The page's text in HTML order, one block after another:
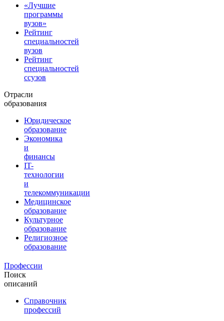
«Лучшие
программы
вузов»
Рейтинг
специальностей
вузов
Рейтинг
специальностей
ссузов
Отрасли
образования
Юридическое
образование
Экономика
и
финансы
IT-
технологии
и
телекоммуникации
Медицинское
образование
Культурное
образование
Религиозное
образование
Профессии
Поиск
описаний
Справочник
профессий